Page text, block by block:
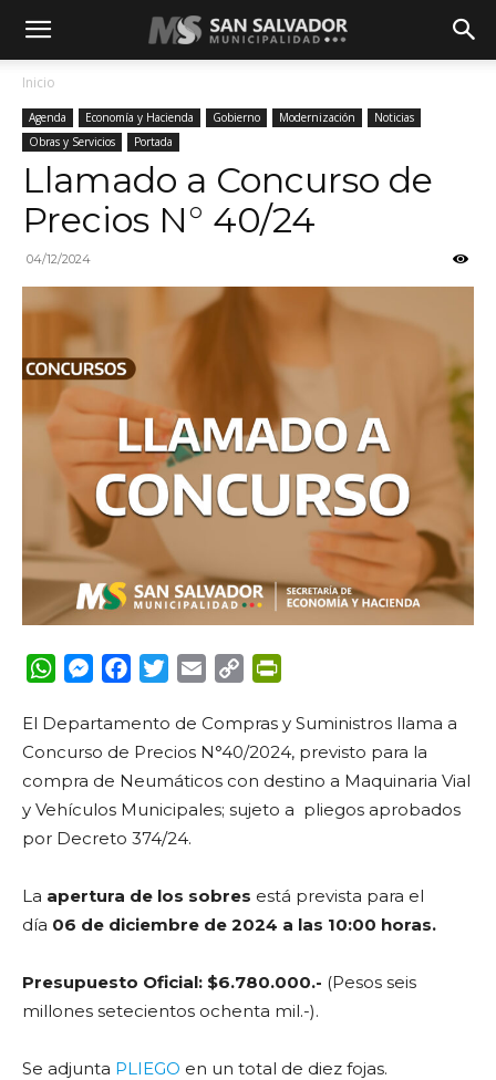
Inicio
Agenda Economía y Hacienda Gobierno Modernización
Noticias
Obras y Servicios
Portada
Llamado a Concurso de
Precios N° 40/24
04/12/2024
WhatsApp
Messenger
FacebookTwitterEmail Copy
El Departamento de Compras y Suministros llama a
Concurso de Precios N°40/2024, previsto para la
compra de Neumáticos con destino a Maquinaria Vial
y Vehículos Municipales; sujeto a pliegos aprobados
por Decreto 374/24.
La apertura de los sobres está prevista para el
día 06 de diciembre de 2024 a las 10:00 horas.
Presupuesto Oficial: $6.780.000.- (Pesos seis
millones setecientos ochenta mil.-).
Se adjunta PLIEGO en un total de diez fojas.